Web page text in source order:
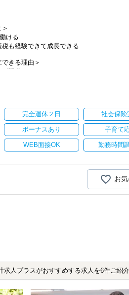
談可
ける
税も経験できて成長できる
きる理由＞
が担当
が豊富
環境
完全週休２日 社会保険
ボーナスあり 子育て
WEB面接OK 勤務時間
お
求人プラスがおすすめする求人を6件ご紹介